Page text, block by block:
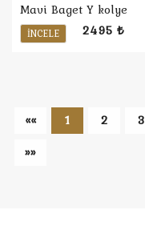
Mavi Baget Y kolye
İNCELE 2495 ₺
«« 1 2 3
»»